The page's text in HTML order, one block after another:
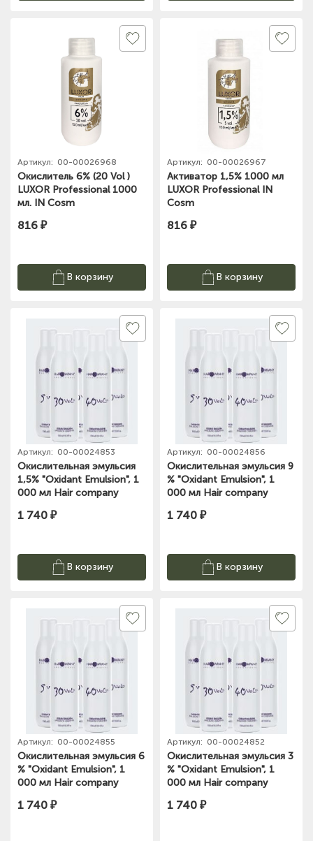
Артикул: 00-00026968
Окислитель 6% (20 Vol )
LUXOR Professional 1000
мл. IN Cosm
816 ₽
В корзину
Артикул: 00-00026967
Активатор 1,5% 1000 мл
LUXOR Professional IN
Cosm
816 ₽
В корзину
Артикул: 00-00024853
Окислительная эмульсия
1,5% "Oxidant Emulsion", 1
000 мл Hair company
1 740 ₽
В корзину
Артикул: 00-00024856
Окислительная эмульсия 9
% "Oxidant Emulsion", 1
000 мл Hair company
1 740 ₽
В корзину
Артикул: 00-00024855
Окислительная эмульсия 6
% "Oxidant Emulsion", 1
000 мл Hair company
1 740 ₽
Артикул: 00-00024852
Окислительная эмульсия 3
% "Oxidant Emulsion", 1
000 мл Hair company
1 740 ₽